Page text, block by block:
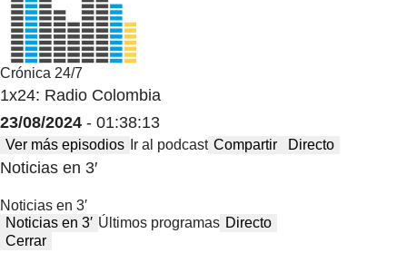
Crónica 24/7
1x24: Radio Colombia
23/08/2024 - 01:38:13
Ver más episodios Ir al podcast Compartir Directo
Noticias en 3′
Noticias en 3′
Noticias en 3′ Últimos programas Directo
Cerrar